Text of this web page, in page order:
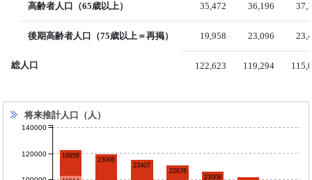
高齢者人口（65歳以上） 35,472 36,196
後期高齢者人口（75歳以上＝再掲） 19,958 23,096
総人口 122,623 119,294
将来推計人口（人）
19958
23096
23407
22676
23008
120000
140000